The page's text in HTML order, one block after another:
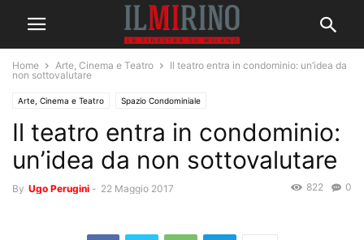
Home Arte, Cinema e Teatro
Il teatro entra in condominio: un’idea da
non sottovalutare
Arte, Cinema e Teatro Spazio Condominiale
Il teatro entra in condominio:
un’idea da non sottovalutare
By Ugo Perugini - 22 Maggio 2017 0
822